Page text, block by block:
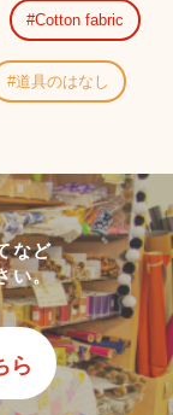
Cotton fabric
道具のはなし
など
い。
ら